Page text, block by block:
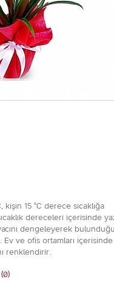
15 °C derece sıcaklığa
dereceleri içerisinde
dengeleyerek
Ev ve ofis ortamları içerisinde
renklendirir.
(0)